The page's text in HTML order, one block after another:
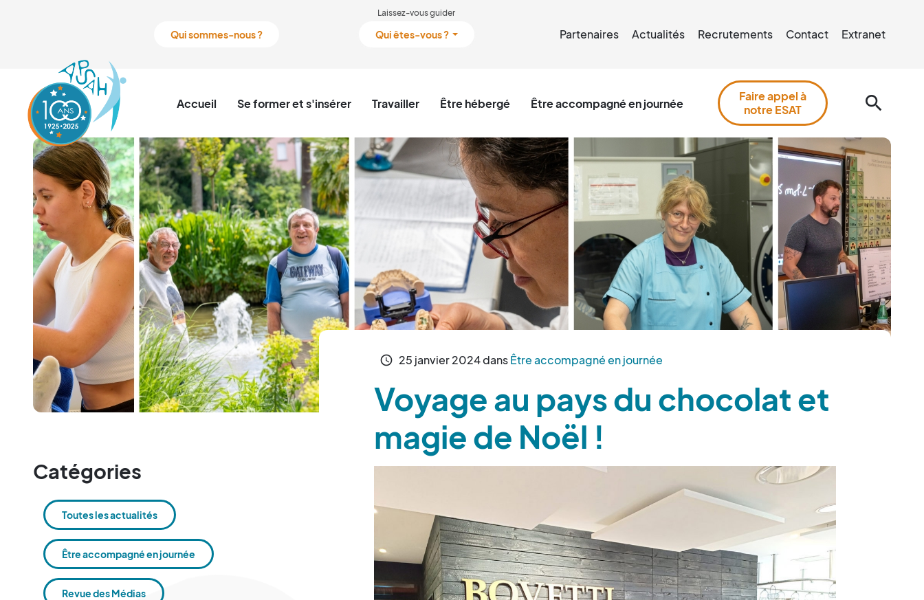
Qui sommes-nous ?
Laissez-vous guider
Qui êtes-vous ? Partenaires Actualités Recrutements Contact Extranet
Accueil Se former et s'insérer Travailler Être hébergé Être accompagné en journée
Faire appel à
notre ESAT
search
schedule 25 janvier2024dansÊtre accompagné en journée
Voyage au pays du chocolat et
magie de Noël !
Catégories
Toutes les actualités
Être accompagné en journée
Revue des Médias